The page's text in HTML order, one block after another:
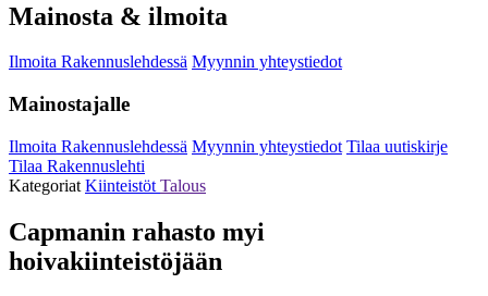
Mainosta & ilmoita
Ilmoita Rakennuslehdessä Myynnin yhteystiedot
Mainostajalle
Ilmoita Rakennuslehdessä Myynnin yhteystiedot Tilaa uutiskirje
Tilaa Rakennuslehti
Kategoriat Kiinteistöt Talous
Capmanin rahasto myi
hoivakiinteistöjään